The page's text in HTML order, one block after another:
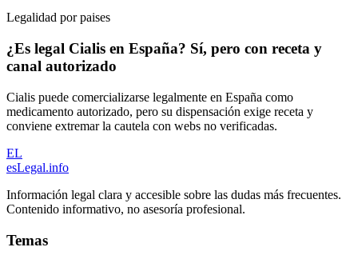
Legalidad por paises
¿Es legal Cialis en España? Sí, pero con receta y
canal autorizado
Cialis puede comercializarse legalmente en España como
medicamento autorizado, pero su dispensación exige receta y
conviene extremar la cautela con webs no verificadas.
EL
esLegal.info
Información legal clara y accesible sobre las dudas más frecuentes.
Contenido informativo, no asesoría profesional.
Temas